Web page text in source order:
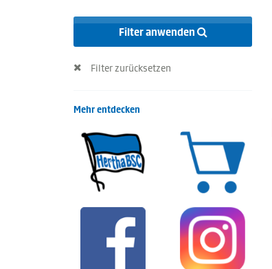
Filter anwenden
Filter zurücksetzen
Mehr entdecken